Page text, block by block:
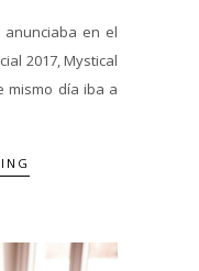
en el
2017, Mystical
mismo día iba a